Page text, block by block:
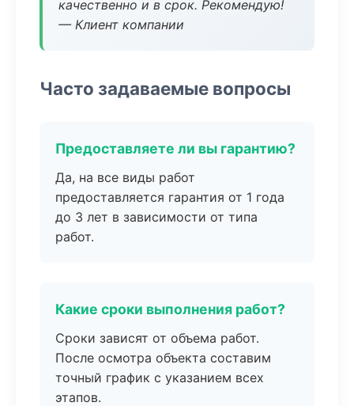
качественно и в срок. Рекомендую!
— Клиент компании
Часто задаваемые вопросы
Предоставляете ли вы гарантию?
Да, на все виды работ
предоставляется гарантия от 1 года
до 3 лет в зависимости от типа
работ.
Какие сроки выполнения работ?
Сроки зависят от объема работ.
После осмотра объекта составим
точный график с указанием всех
этапов.